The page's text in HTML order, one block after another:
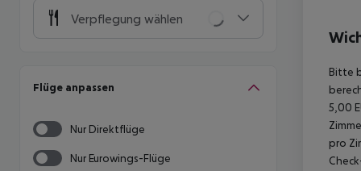
Verpflegung wählen
Flüge anpassen
Nur Direktflüge
Nur Eurowings-Flüge
Bitte
5,00
pro